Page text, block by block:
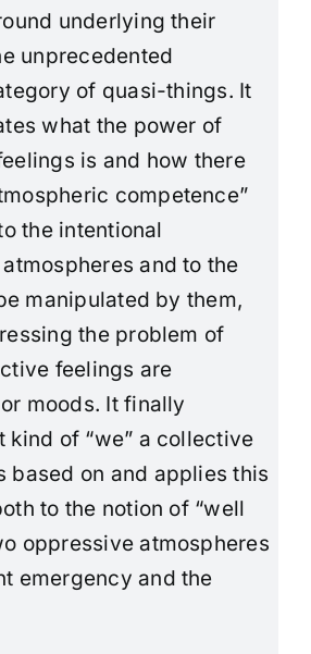
underlying their
unprecedented
of quasi-things. It
what the power of
is and how there
competence”
the intentional
and to the
manipulated by them,
the problem of
feelings are
moods. It finally
kind of “we” a collective
based on and applies this
to the notion of “well
oppressive atmospheres
emergency and the